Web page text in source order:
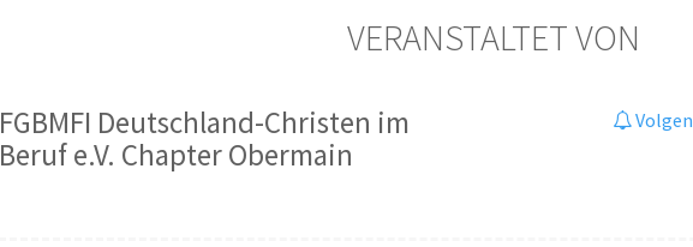
VERANSTALTET VON
FGBMFI Deutschland-Christen im
Beruf e.V. Chapter Obermain
Volgen